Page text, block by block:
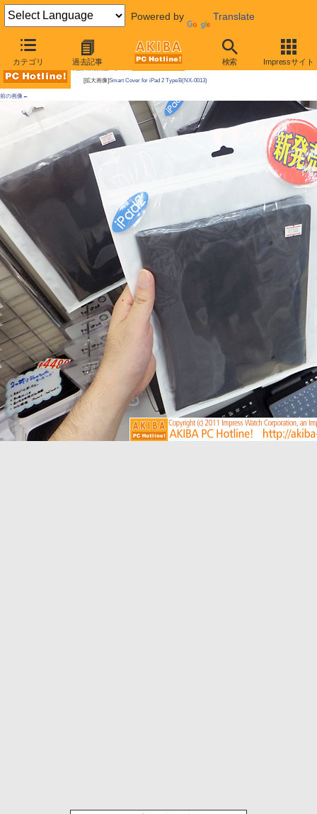
Powered by Translate
カテゴリ 過去記事 検索 Impressサイト
AKIBA PC Hotline!
[拡大画像]Smart Cover for iPad 2 Type B(NX-0013)
前の画像←